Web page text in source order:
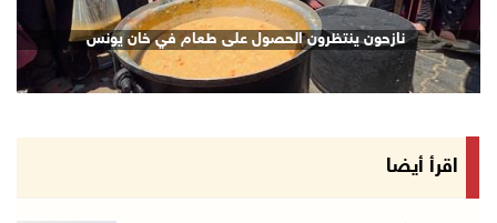
نادي الأسير: تجديد أمرَ منع زيارات الأسرى إجر ...
07/آب/2026 08:24 م
مستعمرون يهاجمون قرية أبو نجيم ويصيبون مواطني ...
مستعمرون يهاجمون مساكن المواطنين في خربة الحم ...
نازحون ينتظرون الحصول على طعام في خان يونس
اقرأ أيضا